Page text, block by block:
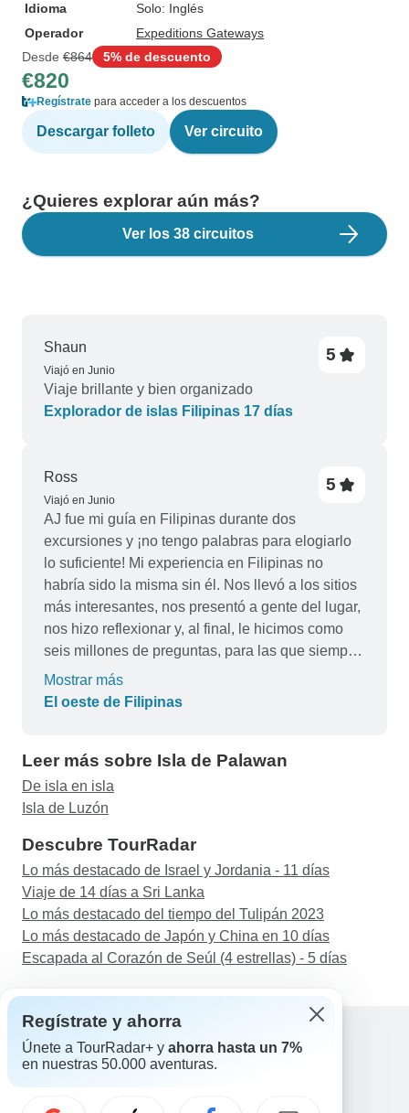
Idioma
Solo: Inglés
Operador
Expeditions Gateways
Desde €864 5% de descuento
€820
Regístrate para acceder a los descuentos
Descargar folleto Ver circuito
¿Quieres explorar aún más?
Ver los 38 circuitos
Shaun
Viajó en Junio
5
Viaje brillante y bien organizado
Explorador de islas Filipinas 17 días
Ross
Viajó en Junio
5
AJ fue mi guía en Filipinas durante dos
excursiones y ¡no tengo palabras para elogiarlo
lo suficiente! Mi experiencia en Filipinas no
habría sido la misma sin él. Nos llevó a los sitios
más interesantes, nos presentó a gente del lugar,
nos hizo reflexionar y, al final, le hicimos como
seis millones de preguntas, para las que siempre
tenía una respuesta. Nunca en mi vida habría
imaginado que Filipinas fuera a ser una
hecho un amigo para toda la vida y recomiendo
encarecidamente tanto a él como el propio tour a
todo el mundo.
Mostrar más
El oeste de Filipinas
Leer más sobre Isla de Palawan
De isla en isla
Isla de Luzón
Descubre TourRadar
Lo más destacado de Israel y Jordania - 11 días
Viaje de 14 días a Sri Lanka
Lo más destacado del tiempo del Tulipán 2023
Lo más destacado de Japón y China en 10 días
Escapada al Corazón de Seúl (4 estrellas) - 5 días
Ayuda
Regístrate y ahorra
Únete a TourRadar+ y ahorra hasta un 7%
en nuestras 50.000 aventuras.